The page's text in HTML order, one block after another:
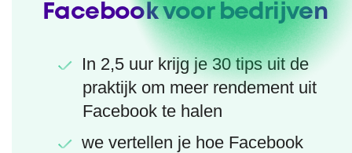
Facebook voor bedrijven
In 2,5 uur krijg je 30 tips uit de
praktijk om meer rendement uit
Facebook te halen
we vertellen je hoe Facebook